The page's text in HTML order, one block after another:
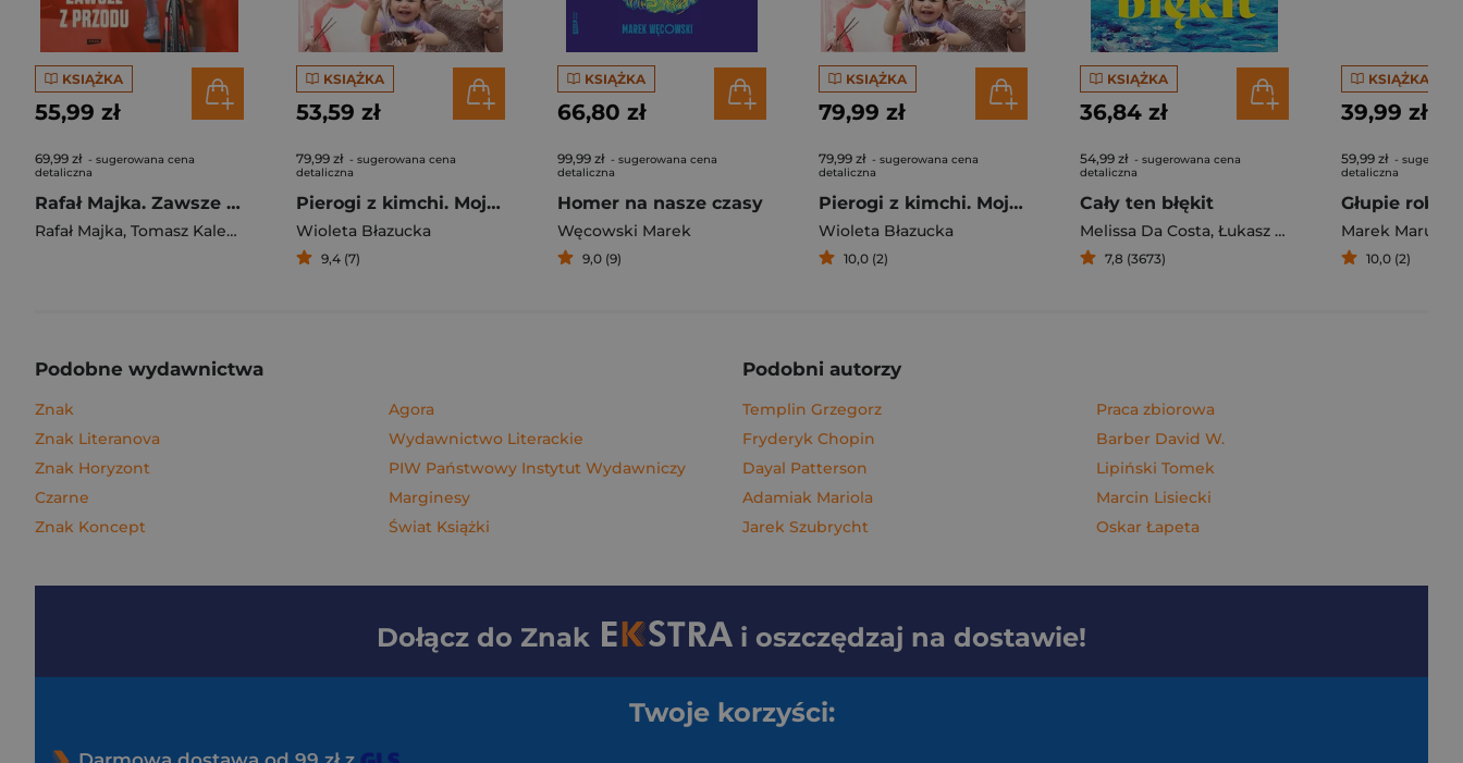
KSIĄŻKA
55,99 zł
69,99 zł - sugerowana cena
detaliczna
Rafał Majka. Zawsze z przodu. Rozmawia Tomasz Kalemba - książka z autografem
Rafał Majka, Tomasz Kalemba
KSIĄŻKA
53,59 zł
79,99 zł - sugerowana cena
detaliczna
Pierogi z kimchi. Moje ulubione azjatyckie przepisy
Wioleta Błazucka
9,4 (7)
KSIĄŻKA
66,80 zł
99,99 zł - sugerowana cena
detaliczna
Homer na nasze czasy
Węcowski Marek
9,0 (9)
KSIĄŻKA
79,99 zł
79,99 zł - sugerowana cena
detaliczna
Pierogi z kimchi. Moje ulubione azjatyckie przepisy - książka z autografem
Wioleta Błazucka
10,0 (2)
KSIĄŻKA
36,84 zł
54,99 zł - sugerowana cena
detaliczna
Cały ten błękit
Melissa Da Costa, Łukasz Müller
7,8 (3673)
KSIĄŻKA
39,99 zł
59,99 zł -
detaliczna
Marek
10,0 (2)
Podobne wydawnictwa
Znak
Znak Literanova
Znak Horyzont
Czarne
Znak Koncept
Agora
Wydawnictwo Literackie
PIW Państwowy Instytut Wydawniczy
Marginesy
Świat Książki
Podobni autorzy
Templin Grzegorz
Fryderyk Chopin
Dayal Patterson
Adamiak Mariola
Jarek Szubrycht
Praca zbiorowa
Barber David W.
Lipiński Tomek
Marcin Lisiecki
Oskar Łapeta
Dołącz do Znak i oszczędzaj na dostawie!
Twoje korzyści: